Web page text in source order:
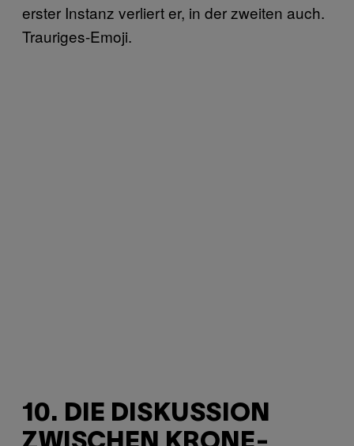
erster Instanz verliert er, in der zweiten auch.
Trauriges-Emoji.
10. DIE DISKUSSION